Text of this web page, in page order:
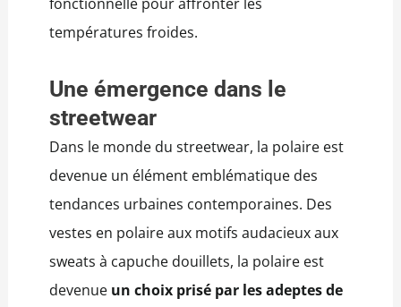
températures froides.
Une émergence dans le
streetwear
Dans le monde du streetwear, la polaire est
devenue un élément emblématique des
tendances urbaines contemporaines. Des
vestes en polaire aux motifs audacieux aux
sweats à capuche douillets, la polaire est
devenueun choix prisé par les adeptes de